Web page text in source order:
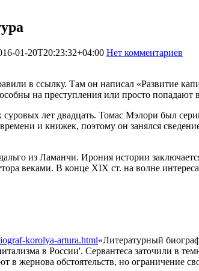
01-20T20:23:32+04:00 Нет комментариев
в ссылку. Там он написал «Развитие
на преступления или просто попадают
лет двадцать. Томас Мэлори был
и книжек, поэтому он занялся
из Ламанчи. Ирония истории
веками. В конце XIX ст. на волне
korolya-artura.html«Литературный
в России'. Сервантеса заточили в
в жернова обстоятельств, но ограничение